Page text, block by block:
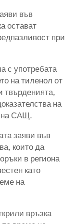
във
остават
при
с употребата
на тиленол от
твърденията,
на
на САЩ.
заяви във
които да
в региона
като
на
връзка